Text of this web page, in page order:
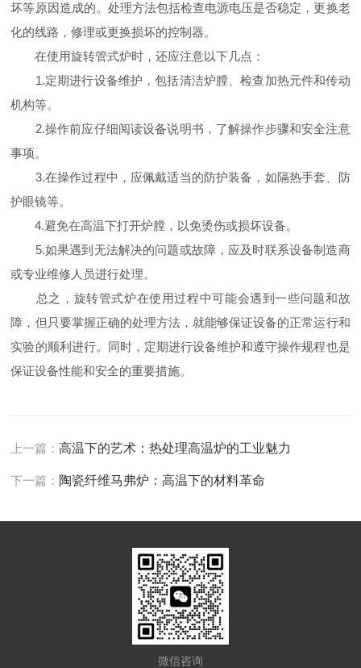
坏等原因造成的。处理方法包括检查电源电压是否稳定，更换老
化的线路，修理或更换损坏的控制器。
在使用旋转管式炉时，还应注意以下几点：
1.定期进行设备维护，包括清洁炉膛、检查加热元件和传动
机构等。
2.操作前应仔细阅读设备说明书，了解操作步骤和安全注意
事项。
3.在操作过程中，应佩戴适当的防护装备，如隔热手套、防
护眼镜等。
4.避免在高温下打开炉膛，以免烫伤或损坏设备。
5.如果遇到无法解决的问题或故障，应及时联系设备制造商
或专业维修人员进行处理。
总之，旋转管式炉在使用过程中可能会遇到一些问题和故
障，但只要掌握正确的处理方法，就能够保证设备的正常运行和
实验的顺利进行。同时，定期进行设备维护和遵守操作规程也是
保证设备性能和安全的重要措施。
上一篇：高温下的艺术：热处理高温炉的工业魅力
下一篇： 陶瓷纤维马弗炉：高温下的材料革命
微信咨询